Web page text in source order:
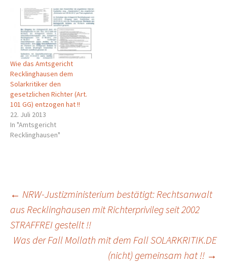
Wie das Amtsgericht
Recklinghausen dem
Solarkritiker den
gesetzlichen Richter (Art.
101 GG) entzogen hat !!
22. Juli 2013
In "Amtsgericht
Recklinghausen"
Beitragsnavigation
← NRW-Justizministerium bestätigt: Rechtsanwalt
aus Recklinghausen mit Richterprivileg seit 2002
STRAFFREI gestellt !!
Was der Fall Mollath mit dem Fall SOLARKRITIK.DE
(nicht) gemeinsam hat !! →